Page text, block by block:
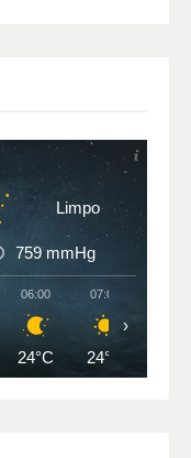
Limpo
759mmHg
06:00
24°C
07:00
24°C
›